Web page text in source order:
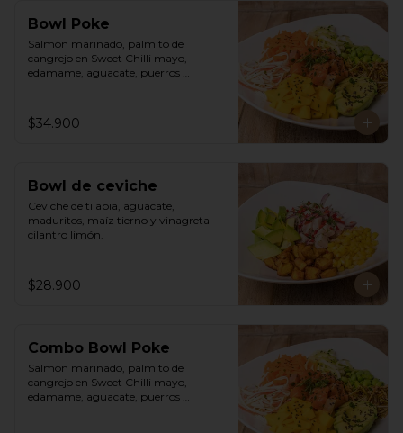
Bowl Poke
Salmón marinado, palmito de
cangrejo en Sweet Chilli mayo,
edamame, aguacate, puerros
humedecido con vinagre de sushi.
Vinagreta asiática a base de Hoisin.
$34.900
Bowl de ceviche
Ceviche de tilapia, aguacate,
maduritos, maíz tierno y vinagreta
cilantro limón.
$28.900
Combo Bowl Poke
Salmón marinado, palmito de
cangrejo en Sweet Chilli mayo,
edamame, aguacate, puerros